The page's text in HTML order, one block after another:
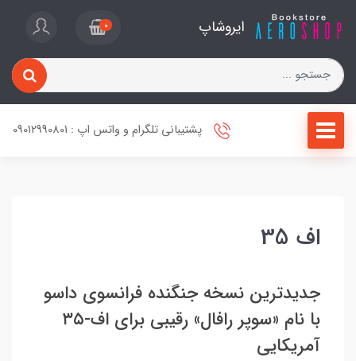
ایروشاپ 0
پشتیبانی تلگرام و واتس اپ : 09012990801
اف 35
جدیدترین نسخه جنگنده فرانسوی داسو
با نام «سوپر رافال» رقیبی برای اف-۳۵
آمریکایی